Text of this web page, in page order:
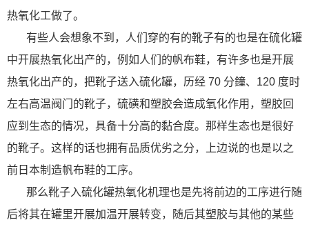
热氧化工做了。
有些人会想象不到，人们穿的有的靴子有的也是在硫化罐
中开展热氧化出产的，例如人们的帆布鞋，有许多也是开展
热氧化出产的，把靴子送入硫化罐，历经 70 分鐘、120 度时
左右高温阀门的靴子，硫磺和塑胶会造成氧化作用，塑胶回
应到生态的情况，具备十分高的黏合度。那样生态也是很好
的靴子。这样的话也拥有品质优劣之分，上边说的也是以之
前日本制造帆布鞋的工序。
那么靴子入硫化罐热氧化机理也是先将前边的工序进行随
后将其在罐里开展加温开展转变，随后其塑胶与其他的某些